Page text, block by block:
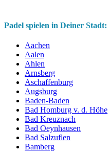
Padel spielen in Deiner Stadt:
Aachen
Aalen
Ahlen
Arnsberg
Aschaffenburg
Augsburg
Baden-Baden
Bad Homburg v. d. Höhe
Bad Kreuznach
Bad Oeynhausen
Bad Salzuflen
Bamberg